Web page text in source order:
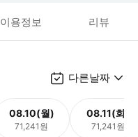
이용정보 리뷰
다른날짜
08.10(월)
71,241원
08.11(화)
71,241원